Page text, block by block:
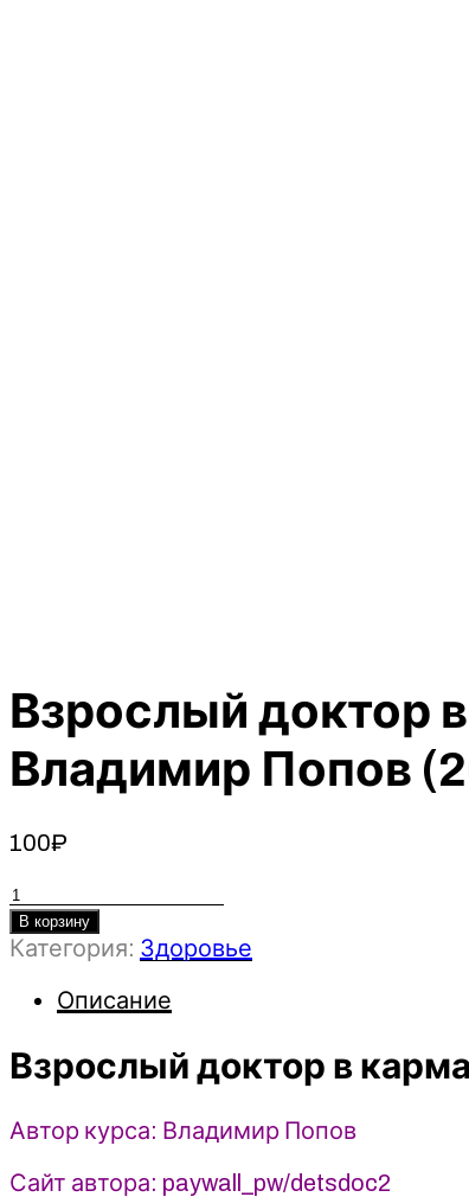
Взрослый доктор
Владимир Попов
100₽
Количество
товара
Взрослый
Биохакинг,
лечение,
здоровье
-
Владимир
В корзину
Категория: Здоровье
Описание
Взрослый доктор в
Автор курса: Владимир Попов
Сайт автора: paywall_pw/detsdoc2